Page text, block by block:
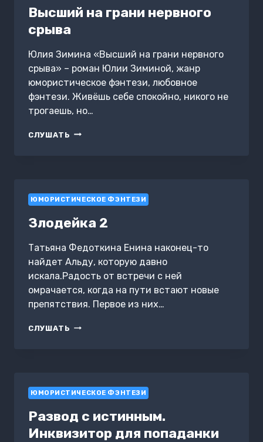
Высший на грани нервного
срыва
Юлия Зимина «Высший на грани нервного
срыва» – роман Юлии Зиминой, жанр
юмористическое фэнтези, любовное
фэнтези. Живёшь себе спокойно, никого не
трогаешь, но…
СЛУШАТЬ ВЫСШИЙ
ЮМОРИСТИЧЕСКОЕ ФЭНТЕЗИ
Злодейка 2
Татьяна Федоткина Енина наконец-то
найдет Альду, которую давно
искала.Радость от встречи с ней
омрачается, когда на пути встают новые
препятствия. Первое из них…
СЛУШАТЬ ЗЛОДЕЙКА
ЮМОРИСТИЧЕСКОЕ ФЭНТЕЗИ
Развод с истинным.
Инквизитор для попаданки